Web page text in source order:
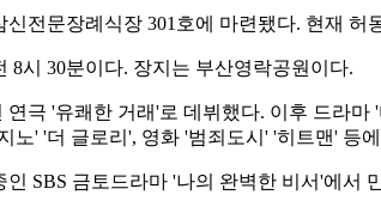
신전문장례식장 301호에 마련됐다. 현재 허
8시 30분이다. 장지는 부산영락공원이다.
연극 '유쾌한 거래'로 데뷔했다. 이후 드라
노' '더 글로리', 영화 '범죄도시' '히트맨' 등
인 SBS 금토드라마 '나의 완벽한 비서'에서